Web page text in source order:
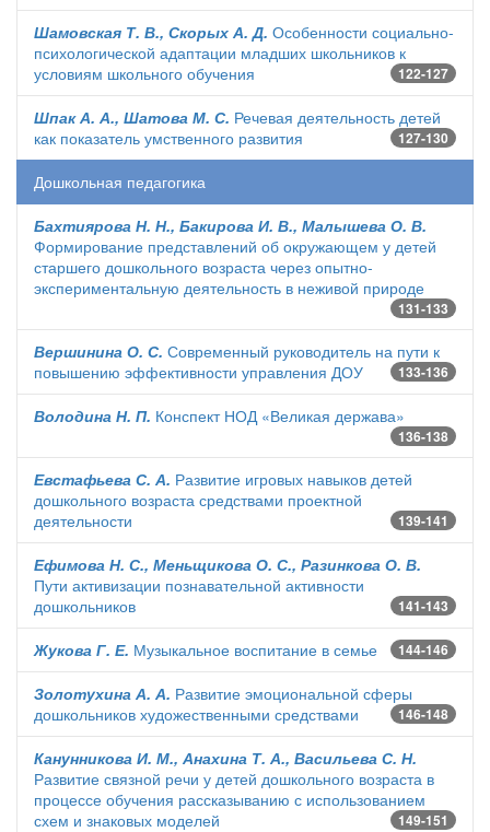
Шамовская Т. В., Скорых А. Д. Особенности социально-
психологической адаптации младших школьников к
условиям школьного обучения
122-127
Шпак А. А., Шатова М. С. Речевая деятельность детей
как показатель умственного развития
127-130
Дошкольная педагогика
Бахтиярова Н. Н., Бакирова И. В., Малышева О. В.
Формирование представлений об окружающем у детей
старшего дошкольного возраста через опытно-
экспериментальную деятельность в неживой природе
131-133
Вершинина О. С. Современный руководитель на пути к
повышению эффективности управления ДОУ
133-136
Володина Н. П. Конспект НОД «Великая держава»
136-138
Евстафьева С. А. Развитие игровых навыков детей
дошкольного возраста средствами проектной
деятельности
139-141
Ефимова Н. С., Меньщикова О. С., Разинкова О. В.
Пути активизации познавательной активности
дошкольников
141-143
Жукова Г. Е. Музыкальное воспитание в семье 144-146
Золотухина А. А. Развитие эмоциональной сферы
дошкольников художественными средствами
146-148
Канунникова И. М., Анахина Т. А., Васильева С. Н.
Развитие связной речи у детей дошкольного возраста в
процессе обучения рассказыванию с использованием
схем и знаковых моделей
149-151